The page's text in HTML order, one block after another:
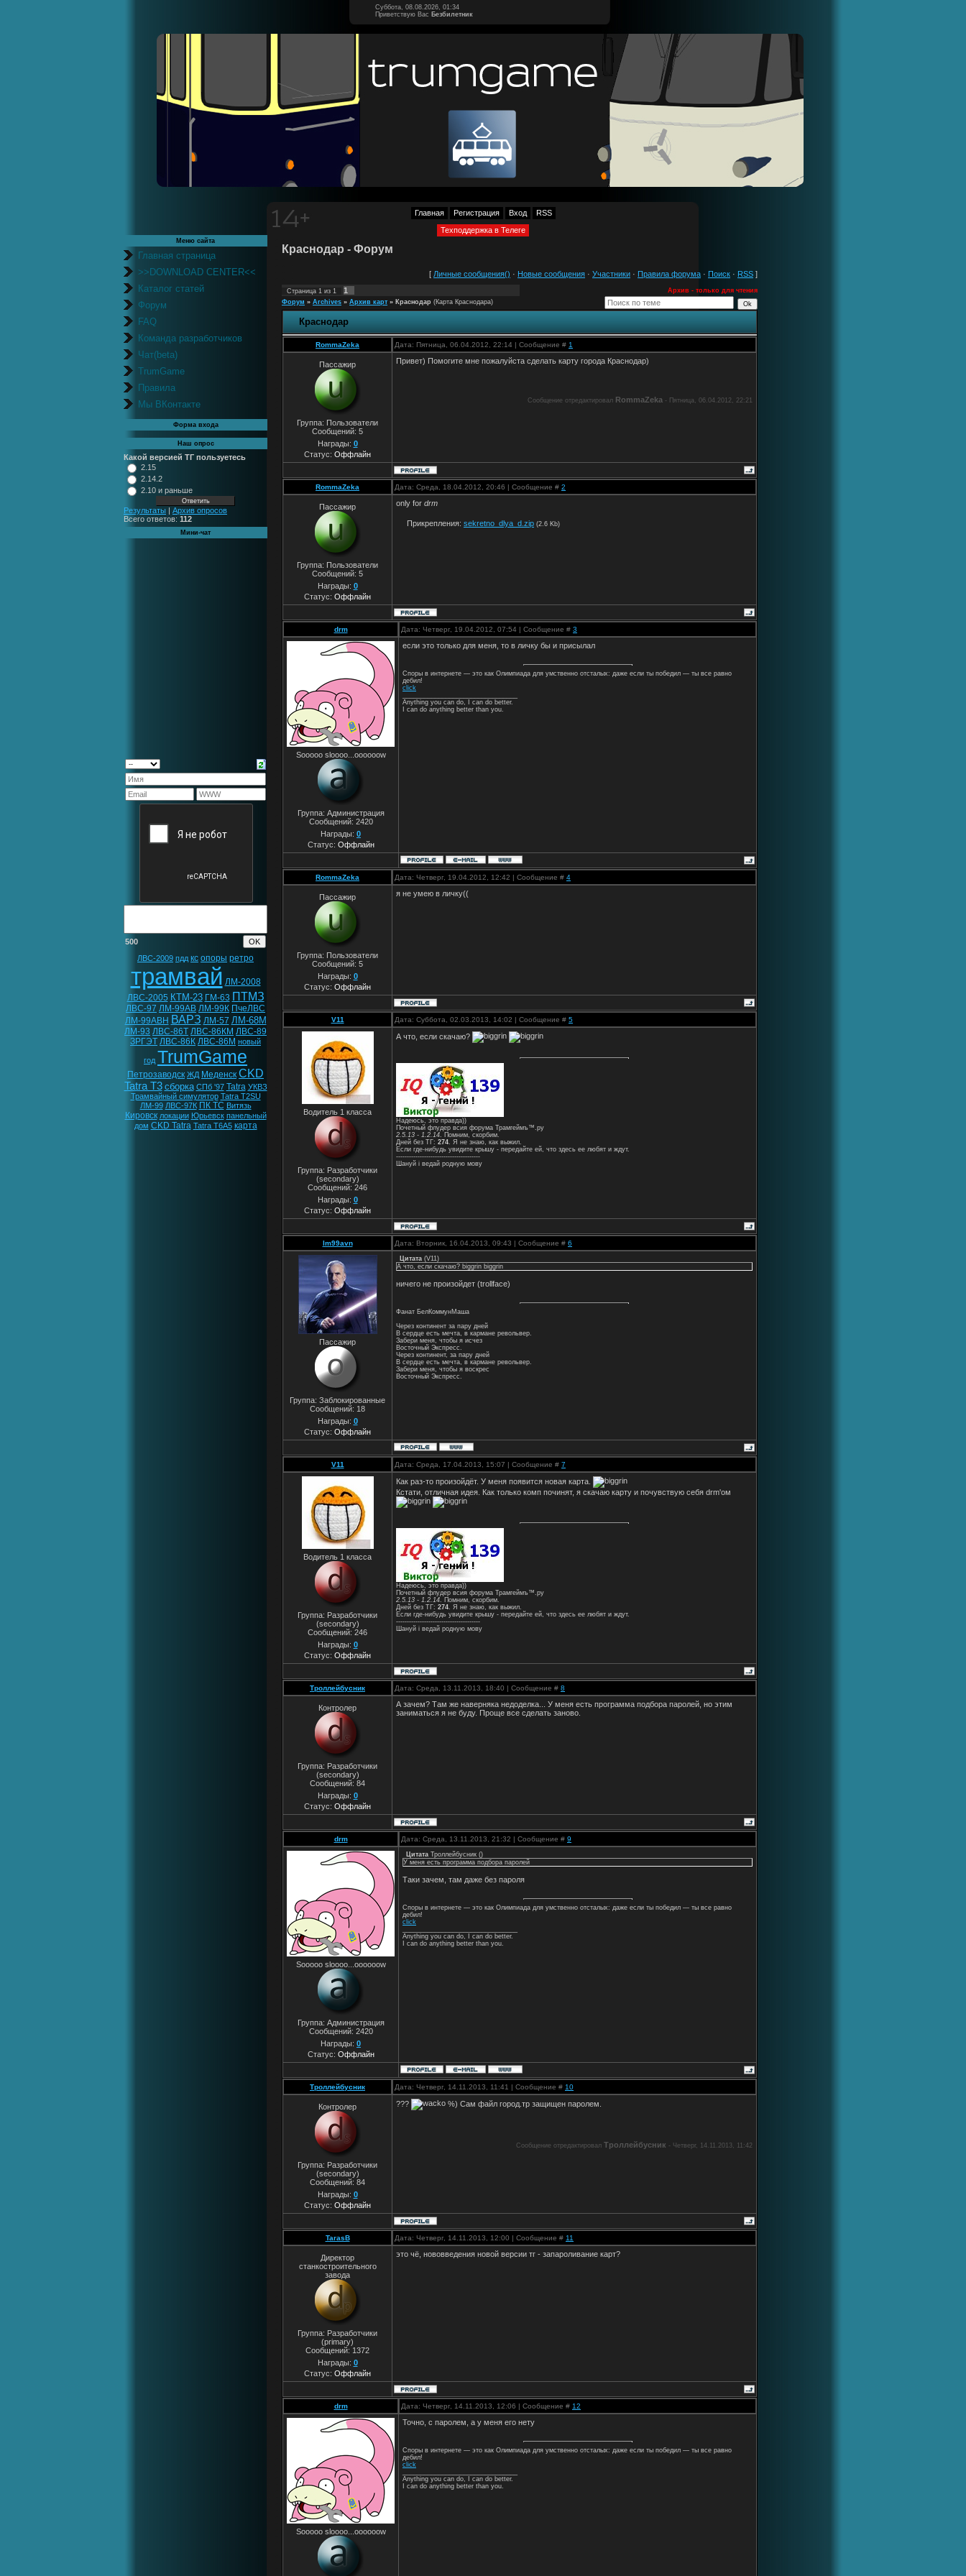
Суббота, 08.08.2026, 01:34
Приветствую Вас Безбилетник
Главная Регистрация Вход
RSS
Техподдержка в Телеге
Меню сайта
Главная страница
>>DOWNLOAD CENTER<<
Каталог статей
Форум
FAQ
Команда разработчиков
Чат(beta)
TrumGame
Правила
Мы ВКонтакте
Форма входа
Наш опрос
Какой версией ТГ пользуетесь
2.15
2.14.2
2.10 и раньше
Результаты | Архив опросов
Всего ответов: 112
Мини-чат
500
ЛВС-2009 пдд кс опоры ретро
трамвай ЛМ-2008
ЛВС-2005 КТМ-23 ГМ-63 ПТМЗ
ЛВС-97 ЛМ-99АВ ЛМ-99К ПчеЛВС
ЛМ-99АВН ВАРЗ ЛМ-57 ЛМ-68М
ЛМ-93 ЛВС-86Т ЛВС-86КМ ЛВС-89
ЗРГЭТ ЛВС-86К ЛВС-86М новый
год TrumGame
Петрозаводск ЖД Меденск CKD
Tatra T3 сборка СПб '97 Tatra УКВЗ
Трамвайный симулятор Tatra T2SU
ЛМ-99 ЛВС-97К ПК ТС Витязь
Кировск локации Юрьевск панельный
дом CKD Tatra Tatra T6A5 карта
Краснодар - Форум
[ Личные сообщения() · Новые сообщения · Участники · Правила форума · Поиск · RSS ]
Страница 1 из 1 1
Архив - только для чтения
Форум » Archives » Архив карт » Краснодар (Карта Краснодара)
Краснодар
RommaZeka Дата: Пятница, 06.04.2012, 22:14 | Сообщение # 1
Пассажир
Группа: Пользователи
Сообщений: 5
Награды: 0
Статус: Оффлайн
Привет) Помогите мне пожалуйста сделать карту города Краснодар)
Сообщение отредактировал RommaZeka - Пятница, 06.04.2012, 22:21
RommaZeka Дата: Среда, 18.04.2012, 20:46 | Сообщение # 2
Пассажир
Группа: Пользователи
Сообщений: 5
Награды: 0
Статус: Оффлайн
only for drm
Прикрепления: sekretno_dlya_d.zip (2.6 Kb)
drm Дата: Четверг, 19.04.2012, 07:54 | Сообщение # 3
Sooooo sloooo...oooooow
Группа: Администрация
Сообщений: 2420
Награды: 0
Статус: Оффлайн
если это только для меня, то в личку бы и присылал
Споры в интернете — это как Олимпиада для умственно отсталых: даже если ты победил — ты все равно
дебил!
click
Anything you can do, I can do better.
I can do anything better than you.
RommaZeka Дата: Четверг, 19.04.2012, 12:42 | Сообщение # 4
Пассажир
Группа: Пользователи
Сообщений: 5
Награды: 0
Статус: Оффлайн
я не умею в личку((
V11 Дата: Суббота, 02.03.2013, 14:02 | Сообщение # 5
Водитель 1 класса
Группа: Разработчики
(secondary)
Сообщений: 246
Награды: 0
Статус: Оффлайн
А что, если скачаю?
Надеюсь, это правда))
Почетный флудер всия форума Трамгеймъ™.ру
2.5.13 - 1.2.14 . Помним, скорбим.
Дней без ТГ: 274 . Я не знаю, как выжил.
Если где-нибудь увидите крышу - передайте ей, что здесь ее любят и ждут.
---------------------------------------
Шануй i ведай родную мову
lm99avn Дата: Вторник, 16.04.2013, 09:43 | Сообщение # 6
Пассажир
Группа: Заблокированные
Сообщений: 18
Награды: 0
Статус: Оффлайн
Цитата (V11)
А что, если скачаю? biggrin biggrin
ничего не произойдет (trollface)
Фанат БелКоммунМаша
Через континент за пару дней
В сердце есть мечта, в кармане револьвер.
Забери меня, чтобы я исчез
Восточный Экспресс.
Через континент, за пару дней
В сердце есть мечта, в кармане револьвер.
Забери меня, чтобы я воскрес
Восточный Экспресс.
V11 Дата: Среда, 17.04.2013, 15:07 | Сообщение # 7
Водитель 1 класса
Группа: Разработчики
(secondary)
Сообщений: 246
Награды: 0
Статус: Оффлайн
Как раз-то произойдёт. У меня появится новая карта.
Кстати, отличная идея. Как только комп починят, я скачаю карту и почувствую себя drm'ом
Надеюсь, это правда))
Почетный флудер всия форума Трамгеймъ™.ру
2.5.13 - 1.2.14 . Помним, скорбим.
Дней без ТГ: 274 . Я не знаю, как выжил.
Если где-нибудь увидите крышу - передайте ей, что здесь ее любят и ждут.
---------------------------------------
Шануй i ведай родную мову
Троллейбусник Дата: Среда, 13.11.2013, 18:40 | Сообщение # 8
Контролер
Группа: Разработчики
(secondary)
Сообщений: 84
Награды: 0
Статус: Оффлайн
А зачем? Там же наверняка недоделка... У меня есть программа подбора паролей, но этим
заниматься я не буду. Проще все сделать заново.
drm Дата: Среда, 13.11.2013, 21:32 | Сообщение # 9
Sooooo sloooo...oooooow
Группа: Администрация
Сообщений: 2420
Награды: 0
Статус: Оффлайн
Цитата Троллейбусник ()
У меня есть программа подбора паролей
Таки зачем, там даже без пароля
Споры в интернете — это как Олимпиада для умственно отсталых: даже если ты победил — ты все равно
дебил!
click
Anything you can do, I can do better.
I can do anything better than you.
Троллейбусник Дата: Четверг, 14.11.2013, 11:41 | Сообщение # 10
Контролер
Группа: Разработчики
(secondary)
Сообщений: 84
Награды: 0
Статус: Оффлайн
??? %) Сам файл город.тр защищен паролем.
Сообщение отредактировал Троллейбусник - Четверг, 14.11.2013, 11:42
TarasB Дата: Четверг, 14.11.2013, 12:00 | Сообщение # 11
Директор
станкостроительного
завода
Группа: Разработчики
(primary)
Сообщений: 1372
Награды: 0
Статус: Оффлайн
это чё, нововведения новой версии тг - запароливание карт?
drm Дата: Четверг, 14.11.2013, 12:06 | Сообщение # 12
Sooooo sloooo...oooooow
Точно, с паролем, а у меня его нету
Споры в интернете — это как Олимпиада для умственно отсталых: даже если ты победил — ты все равно
дебил!
click
Anything you can do, I can do better.
I can do anything better than you.